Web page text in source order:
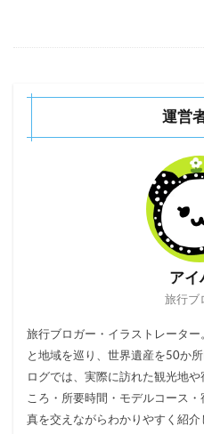
運営
アイ
旅行ブ
旅行ブロガー・イラストレータ
と地域を巡り、世界遺産を50か
ログでは、実際に訪れた観光地
ころ・所要時間・モデルコース
真を交えながらわかりやすく紹